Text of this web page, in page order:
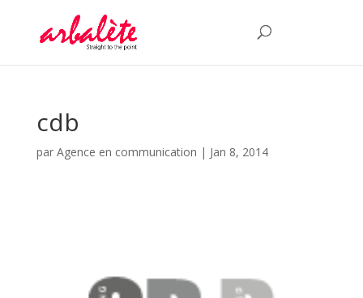
cdb
par Agence en communication | Jan 8, 2014